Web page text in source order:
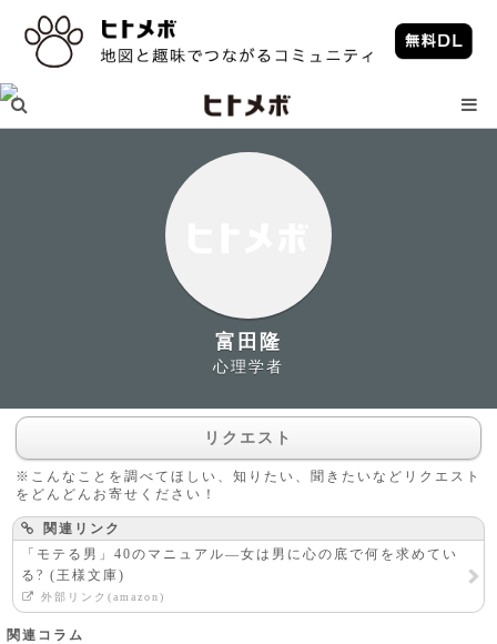
富田隆
心理学者
リクエスト
※こんなことを調べてほしい、知りたい、聞きたいなどリクエスト
をどんどんお寄せください！
関連リンク
「モテる男」40のマニュアル―女は男に心の底で何を求めてい
る? (王様文庫)
外部リンク(amazon)
関連コラム